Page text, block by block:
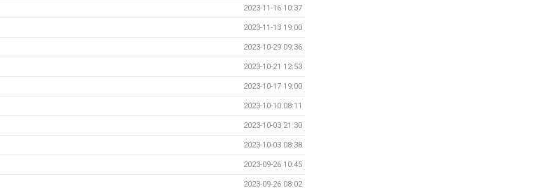
2023-11-16 10:37
2023-11-13 19:00
2023-10-29 09:36
2023-10-21 12:53
2023-10-17 19:00
2023-10-10 08:11
2023-10-03 21:30
2023-10-03 08:38
2023-09-26 10:45
2023-09-26 08:02